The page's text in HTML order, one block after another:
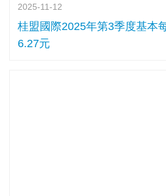
2025-11-12
桂盟國際2025年第3季度基本
6.27元